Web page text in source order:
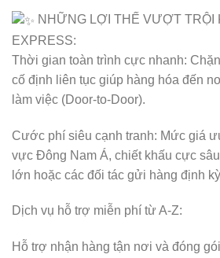
NHỮNG LỢI THẾ VƯỢT TRỘI
EXPRESS:
Thời gian toàn trình cực nhanh:
cố định liên tục giúp hàng hóa đến
làm việc (Door-to-Door).
Cước phí siêu cạnh tranh: Mức giá
vực Đông Nam Á, chiết khấu cực
lớn hoặc các đối tác gửi hàng định
Dịch vụ hỗ trợ miễn phí từ A-Z:
Hỗ trợ nhận hàng tận nơi và đóng